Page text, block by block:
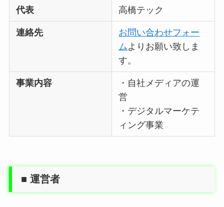
代表 高橋テック
連絡先
お問い合わせフォー
ムよりお願い致しま
す。
事業内容
・自社メディアの運
営
・デジタルマーケテ
ィング事業
■ 運営者